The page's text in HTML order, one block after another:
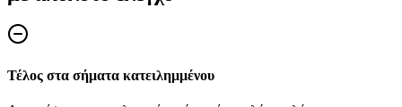
Τέλος στα σήματα κατειλημμένου